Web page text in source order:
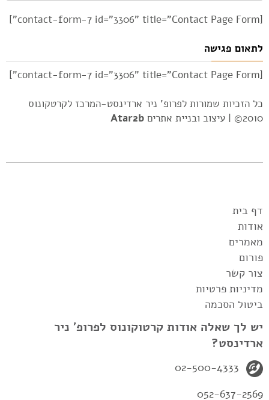
[contact-form-7 id="3306" title="Contact Page Form"]
לתאום פגישה
[contact-form-7 id="3306" title="Contact Page Form"]
כל הזכיות שמורות לפרופ' ניר ארדינסט-המרכז לקרטקונוס
2010© |
עיצוב ובניית אתרים Atar2b
דף בית
אודות
מאמרים
פורום
צור קשר
מדיניות פרטיות
ביטול הסכמה
יש לך שאלה אודות קרטוקונוס לפרופ' ניר
ארדינסט?
02-500-4333
052-637-2569